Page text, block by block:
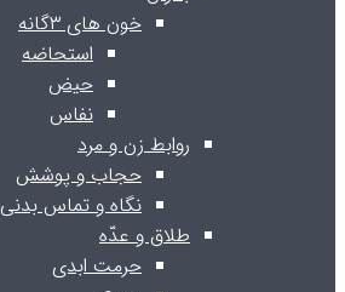
خون های ۳گانه
استحاضه
حیض
نفاس
روابط زن و مرد
حجاب و پوشش
نگاه و تماس بدنی
طلاق و عدّه
حرمت ابدی